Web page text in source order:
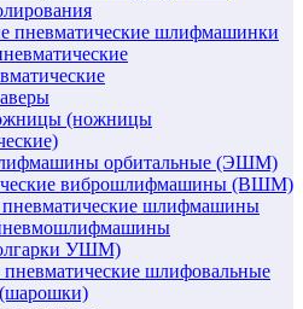
пневматические шлифмашинки
(ножницы
орбитальные (ЭШМ)
виброшлифмашины (ВШМ)
шлифмашины
УШМ)
шлифовальные